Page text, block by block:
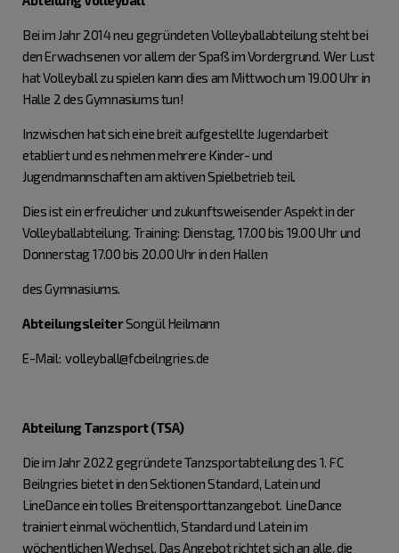
Bei im Jahr 2014 neu gegründeten Volleyballabteilung steht bei
den Erwachsenen vor allem der Spaß im Vordergrund. Wer Lust
hat Volleyball zu spielen kann dies am Mittwoch um 19.00 Uhr in
Halle 2 des Gymnasiums tun!
Inzwischen hat sich eine breit aufgestellte Jugendarbeit
etabliert und es nehmen mehrere Kinder- und
Jugendmannschaften am aktiven Spielbetrieb teil.
Dies ist ein erfreulicher und zukunftsweisender Aspekt in der
Volleyballabteilung. Training: Dienstag, 17.00 bis 19.00 Uhr und
Donnerstag 17.00 bis 20.00 Uhr in den Hallen
des Gymnasiums.
AbteilungsleiterSongül Heilmann
E-Mail: volleyball@fcbeilngries.de
Abteilung Tanzsport (TSA)
Die im Jahr 2022 gegründete Tanzsportabteilung des 1. FC
Beilngries bietet in den Sektionen Standard, Latein und
LineDance ein tolles Breitensporttanzangebot. LineDance
trainiert einmal wöchentlich, Standard und Latein im
wöchentlichen Wechsel. Das Angebot richtet sich an alle, die